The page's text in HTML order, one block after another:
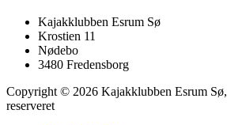
Kajakklubben Esrum Sø
Krostien 11
Nødebo
3480 Fredensborg
Copyright © 2026 Kajakklubben Esrum
reserveret